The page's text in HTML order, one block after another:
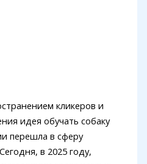
кликеров и
идея обучать собаку
перешла в сферу
в 2025 году,